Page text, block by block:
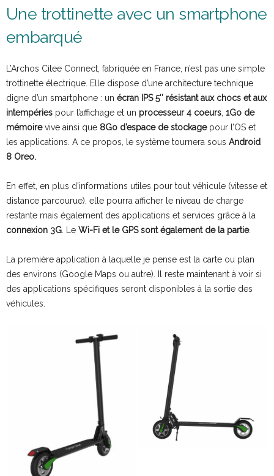
Une trottinette avec un smartphone
embarqué
L’Archos Citee Connect, fabriquée en France, n’est pas une simple
trottinette électrique. Elle dispose d’une architecture technique
digne d’un smartphone : un écran IPS 5″ résistant aux chocs et aux
intempéries pour l’affichage et un processeur 4 coeurs, 1Go de
mémoirevive ainsi que 8Go d’espace de stockagepour l’OS et
les applications. A ce propos, le système tournera sous Android
8 Oreo.
En effet, en plus d’informations utiles pour tout véhicule (vitesse et
distance parcourue), elle pourra afficher le niveau de charge
restante mais également des applications et services grâce à la
connexion 3G. Le Wi-Fi et le GPS sont également de la partie.
La première application à laquelle je pense est la carte ou plan
des environs (Google Maps ou autre). Il reste maintenant à voir si
des applications spécifiques seront disponibles à la sortie des
véhicules.